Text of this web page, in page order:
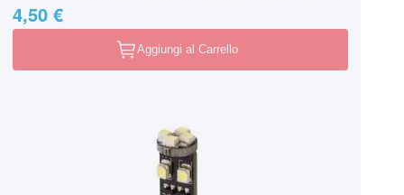
4,50 €
Aggiungi al Carrello